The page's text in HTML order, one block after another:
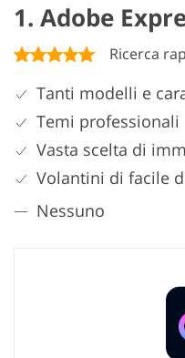
1. Adobe
Ricerca
Tanti modelli e
Temi professionali
Vasta scelta di
Volantini di facile
Nessuno